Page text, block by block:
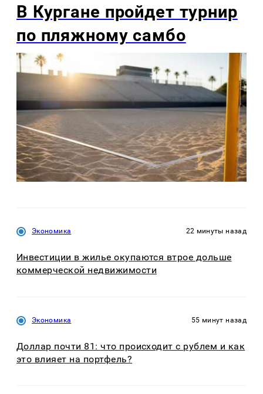
В Кургане пройдет турнир
по пляжному самбо
Экономика 22 минуты назад
Инвестиции в жилье окупаются втрое дольше
коммерческой недвижимости
Экономика 55 минут назад
Доллар почти 81: что происходит с рублем и как
это влияет на портфель?